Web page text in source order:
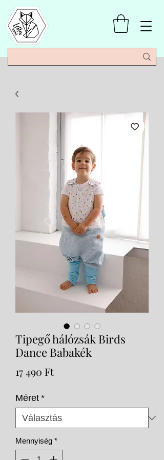
Tipegő hálózsák Birds
Dance Babakék
17 490 FtÁr
Méret *
Mennyiség *